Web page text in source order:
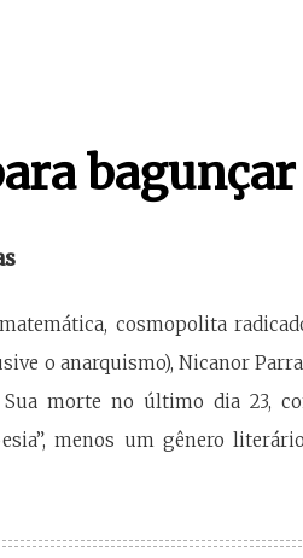
cosmopolita
o anarquismo), Nicanor
morte no último dia 23,
menos um gênero